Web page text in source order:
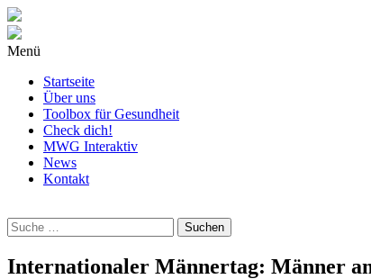
Menü
Startseite
Über uns
Toolbox für Gesundheit
Check dich!
MWG Interaktiv
News
Kontakt
suchst
Du?
Internationaler Männertag: Männer